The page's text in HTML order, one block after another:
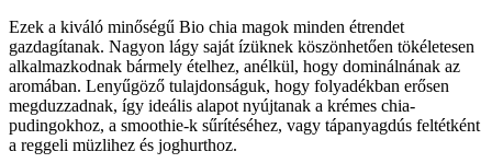
Ezek a kiváló minőségű Bio chia magok minden étrendet
gazdagítanak. Nagyon lágy saját ízüknek köszönhetően tökéletesen
alkalmazkodnak bármely ételhez, anélkül, hogy dominálnának az
aromában. Lenyűgöző tulajdonságuk, hogy folyadékban erősen
megduzzadnak, így ideális alapot nyújtanak a krémes chia-
pudingokhoz, a smoothie-k sűrítéséhez, vagy tápanyagdús feltétként
a reggeli müzlihez és joghurthoz.